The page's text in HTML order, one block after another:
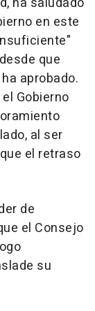
en este
que
aprobado.
Gobierno
al ser
el retraso
de
el Consejo
su